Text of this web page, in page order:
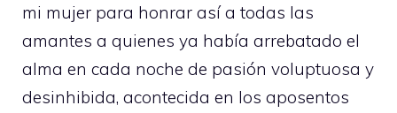
mi mujer para honrar así a todas las
amantes a quienes ya había arrebatado el
alma en cada noche de pasión voluptuosa y
desinhibida, acontecida en los aposentos